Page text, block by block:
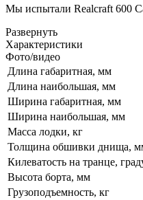
Мы испытали Realcraft 600
Развернуть
Характеристики
Фото/видео
Длина габаритная, мм
Длина наибольшая, мм
Ширина габаритная, мм
Ширина наибольшая, мм
Масса лодки, кг
Толщина обшивки днища,
Килеватость на транце,
Высота борта, мм
Грузоподъемность, кг